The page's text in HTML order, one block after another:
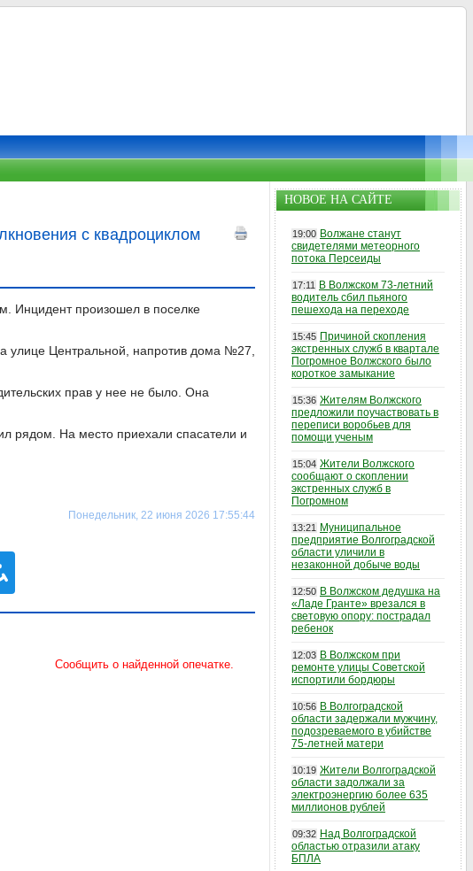
с квадроциклом
Инцидент произошел в поселке
улице Центральной, напротив дома №27,
прав у нее не было. Она
рядом. На место приехали спасатели и
Понедельник, 22 июня 2026 17:55:44
НОВОЕ НА САЙТЕ
19:00 Волжане станут
свидетелями метеорного
потока Персеиды
17:11
В Волжском 73-летний
водитель сбил пьяного
пешехода на переходе
15:45 Причиной скопления
экстренных служб в квартале
Погромное Волжского было
короткое замыкание
15:36 Жителям Волжского
предложили поучаствовать в
переписи воробьев для
помощи ученым
15:04 Жители Волжского
сообщают о скоплении
экстренных служб в
Погромном
13:21
Муниципальное
предприятие Волгоградской
области уличили в
незаконной добыче воды
12:50 В Волжском дедушка на
«Ладе Гранте» врезался в
световую опору: пострадал
ребенок
12:03 В Волжском при
ремонте улицы Советской
испортили бордюры
10:56 В Волгоградской
области задержали мужчину,
подозреваемого в убийстве
75-летней матери
10:19 Жители Волгоградской
области задолжали за
электроэнергию более 635
миллионов рублей
09:32 Над Волгоградской
областью отразили атаку
БПЛА